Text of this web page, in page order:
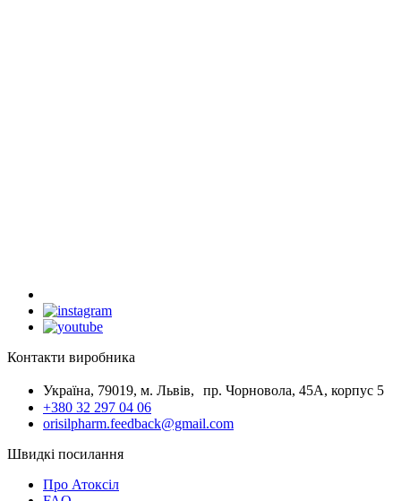
Контакти виробника
Україна, 79019, м. Львів, пр. Чорновола, 45А, корпус 5
+380 32 297 04 06
orisilpharm.feedback@gmail.com
Швидкі посилання
Про Атоксіл